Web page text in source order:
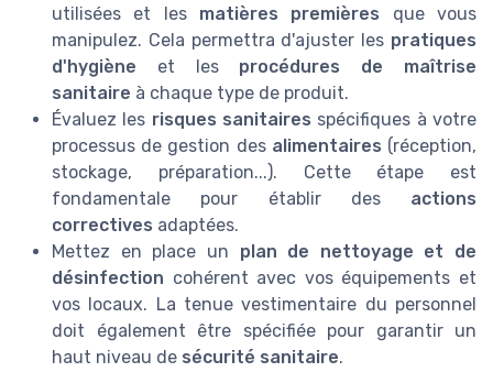
utilisées et les matières premières que vous
manipulez. Cela permettra d'ajuster les pratiques
d'hygiène et les procédures de maîtrise
sanitaire à chaque type de produit.
Évaluez les risques sanitaires spécifiques à votre
processus de gestion des alimentaires (réception,
stockage, préparation...). Cette étape est
fondamentale pour établir des actions
correctives adaptées.
Mettez en place un plan de nettoyage et de
désinfection cohérent avec vos équipements et
vos locaux. La tenue vestimentaire du personnel
doit également être spécifiée pour garantir un
haut niveau de sécurité sanitaire.